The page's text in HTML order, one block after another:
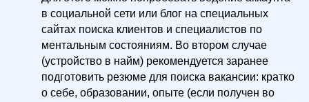
в социальной сети или блог на специальных
сайтах поиска клиентов и специалистов по
ментальным состояниям. Во втором случае
(устройство в найм) рекомендуется заранее
подготовить резюме для поиска вакансии: кратко
о себе, образовании, опыте (если получен во